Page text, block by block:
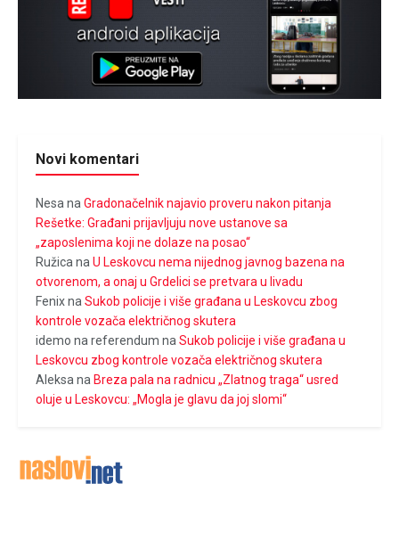
Novi komentari
Nesa na Gradonačelnik najavio proveru nakon pitanja
Rešetke: Građani prijavljuju nove ustanove sa
„zaposlenima koji ne dolaze na posao“
Ružica na U Leskovcu nema nijednog javnog bazena na
otvorenom, a onaj u Grdelici se pretvara u livadu
Fenixna Sukob policije i više građana u Leskovcu zbog
kontrole vozača električnog skutera
idemo na referendum na Sukob policije i više građana u
Leskovcu zbog kontrole vozača električnog skutera
Aleksa na Breza pala na radnicu „Zlatnog traga“ usred
oluje u Leskovcu: „Mogla je glavu da joj slomi“